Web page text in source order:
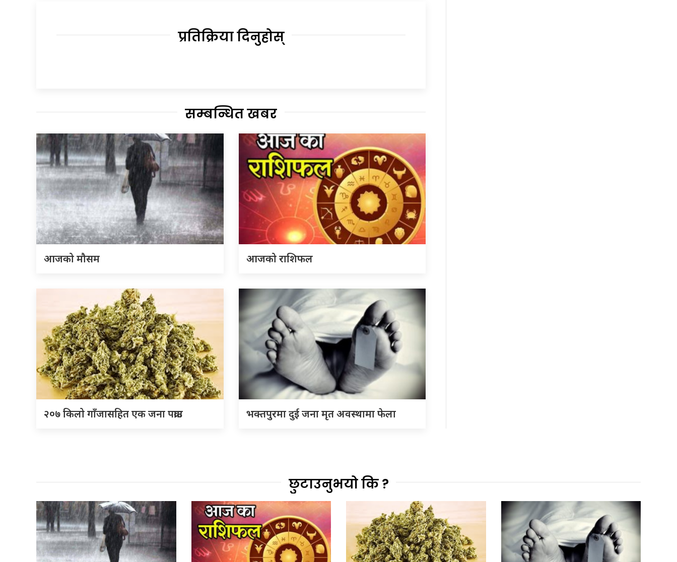
प्रतिक्रिया दिनुहोस्
सम्बन्धित खबर
आजको मौसम आजको राशिफल
२०७ किलो गाँजासहित एक जना पक्राउ भक्तपुरमा दुई जना मृत अवस्थामा फेला
छुटाउनुभयो कि ?